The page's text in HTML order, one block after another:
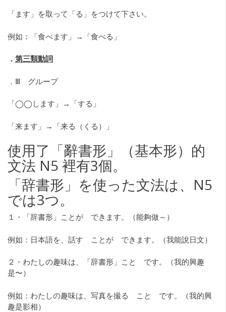
「ます」を取って「る」をつけて下さい。
例如：「食べます」→「食べる」
． 第三類動詞
．Ⅲ グループ
「◯◯します」→「する」
「来ます」→「来る（くる）」
使用了「辭書形」（基本形）的
文法 N5 裡有3個。
「辞書形」を使った文法は、N5
では3つ。
１・「辞書形」ことが できます。（能夠做～）
例如：日本語を、話す ことが できます。（我能說日文）
２・わたしの趣味は、「辞書形」こと です。（我的興趣
是〜）
例如：わたしの趣味は、写真を撮る こと です。（我的興
趣是影相）